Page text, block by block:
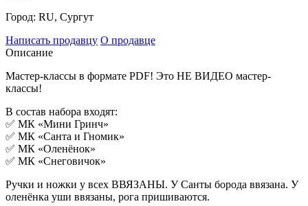
Город: RU, Сургут
Написать продавцу О продавце
Описание
Мастер-классы в формате PDF! Это НЕ ВИДЕО мастер-
классы!
В состав набора входят:
✅ МК «Мини Гринч»
✅ МК «Санта и Гномик»
✅ МК «Оленёнок»
✅ МК «Снеговичок»
Ручки и ножки у всех ВВЯЗАНЫ. У Санты борода ввязана. У
оленёнка уши ввязаны, рога пришиваются.